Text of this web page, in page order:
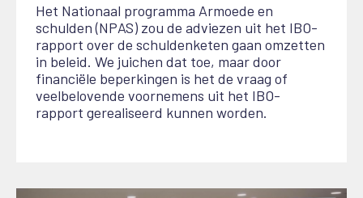
Het Nationaal programma Armoede en
schulden (NPAS) zou de adviezen uit het IBO-
rapport over de schuldenketen gaan omzetten
in beleid. We juichen dat toe, maar door
financiële beperkingen is het de vraag of
veelbelovende voornemens uit het IBO-
rapport gerealiseerd kunnen worden.